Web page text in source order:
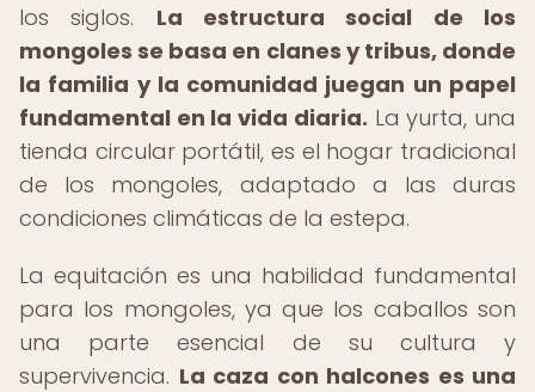
los siglos. La estructura social de los
mongoles se basa en clanes y tribus, donde
la familia y la comunidad juegan un papel
fundamental en la vida diaria. La yurta, una
tienda circular portátil, es el hogar tradicional
de los mongoles, adaptado a las duras
condiciones climáticas de la estepa.
La equitación es una habilidad fundamental
para los mongoles, ya que los caballos son
una parte esencial de su cultura y
supervivencia. La caza con halcones es una